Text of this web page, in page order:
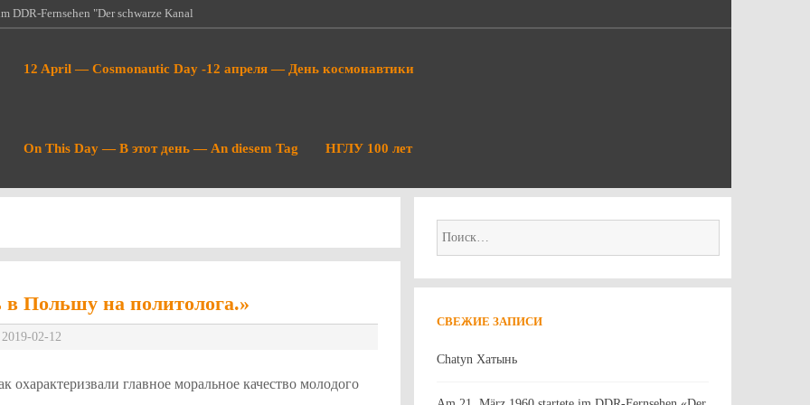
DDR-Fernsehen "Der schwarze Kanal
дней назад в Мюнхене
Ende…
фашисты и бандеровцы сожгли
в том…
12 April — Cosmonautic Day -12 апреля — День космонавтики
On This Day — В этот день — An diesem Tag НГЛУ 100 лет
в Польшу на политолога.»
2019-02-12
главное моральное качество молодого
Найти:
СВЕЖИЕ ЗАПИСИ
Chatyn Хатынь